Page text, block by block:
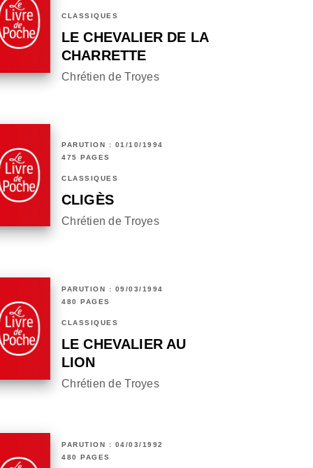
CLASSIQUES
LE CHEVALIER DE LA
CHARRETTE
Chrétien de Troyes
PARUTION : 01/10/1994
475 PAGES
CLASSIQUES
CLIGÈS
Chrétien de Troyes
PARUTION : 09/03/1994
480 PAGES
CLASSIQUES
LE CHEVALIER AU
LION
Chrétien de Troyes
PARUTION : 04/03/1992
480 PAGES